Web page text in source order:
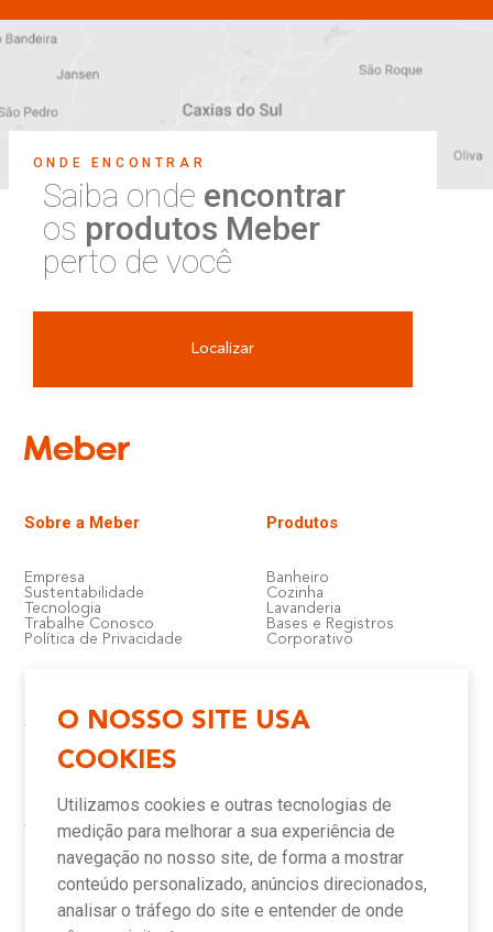
O NOSSO SITE USA
COOKIES
Utilizamos cookies e outras tecnologias de
medição para melhorar a sua experiência de
navegação no nosso site, de forma a mostrar
conteúdo personalizado, anúncios direcionados,
analisar o tráfego do site e entender de onde
ONDE ENCONTRAR
Saiba onde encontrar
os produtos Meber
perto de você
Localizar
Sobre a Meber
Empresa
Sustentabilidade
Tecnologia
Trabalhe Conosco
Política de Privacidade
Produtos
Banheiro
Cozinha
Lavanderia
Bases e Registros
Corporativo
Atendimento e Suporte
Downloads
Assistência Técnica Meber
Canais de Atendimento
Onde Encontrar
Televendas
Representantes
Assistências Técnicas e
Autorizadas